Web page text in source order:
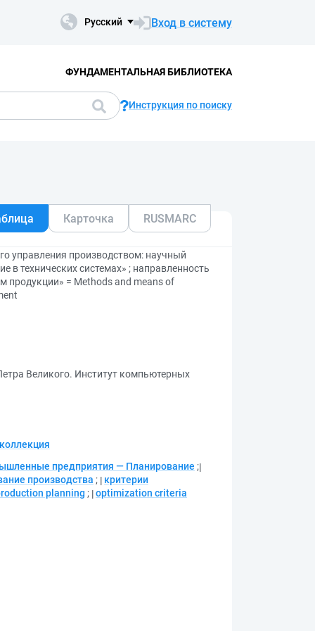
Русский Вход в систему
ФУНДАМЕНТАЛЬНАЯ БИБЛИОТЕКА
Инструкция по поиску
Карточка RUSMARC
управления производством: научный
в технических системах» ; направленность
продукции» = Methods and means of
Великого. Институт компьютерных
предприятия — Планирование ;
производства ;
критерии
planning ; optimization criteria